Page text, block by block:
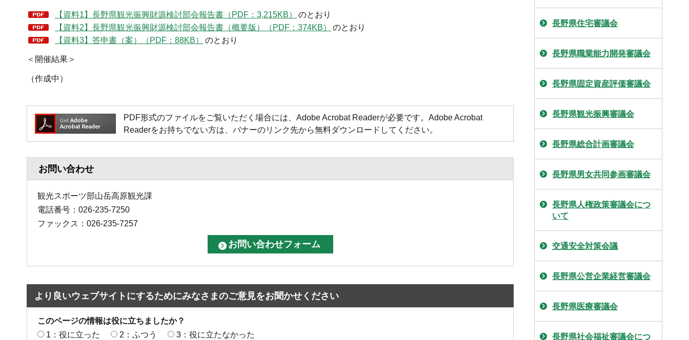
【資料1】長野県観光振興財源検討部会報告書（PDF：3,215KB）
のとおり
【資料2】長野県観光振興財源検討部会報告書（概要版）（PDF：374KB）
のとおり
【資料3】答申書（案）（PDF：88KB）
のとおり
＜開催結果＞
（作成中）
PDF形式のファイルをご覧いただく場合には、Adobe Acrobat Readerが必要です。Adobe Acrobat
Readerをお持ちでない方は、バナーのリンク先から無料ダウンロードしてください。
お問い合わせ
観光スポーツ部山岳高原観光課
電話番号：026-235-7250
ファックス：026-235-7257
より良いウェブサイトにするためにみなさまのご意見をお聞かせください
このページの情報は役に立ちましたか？
1：役に立った
2：ふつう 3：役に立たなかった
長野県住宅審議会
長野県職業能力開発審議会
長野県固定資産評価審議会
長野県観光振興審議会
長野県総合計画審議会
長野県男女共同参画審議会
長野県人権政策審議会につ
いて
交通安全対策会議
長野県公営企業経営審議会
長野県医療審議会
長野県社会福祉審議会につ